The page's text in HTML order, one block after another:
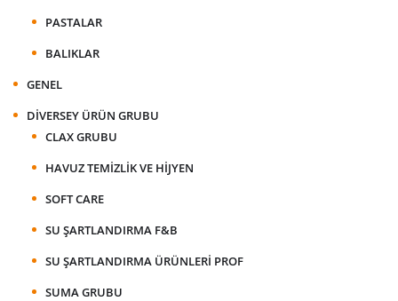
PASTALAR
BALIKLAR
GENEL
DIVERSEY ÜRÜN GRUBU
CLAX GRUBU
HAVUZ TEMIZLIK VE HIJYEN
SOFT CARE
SU ŞARTLANDIRMA F&B
SU ŞARTLANDIRMA ÜRÜNLERI PROF
SUMA GRUBU